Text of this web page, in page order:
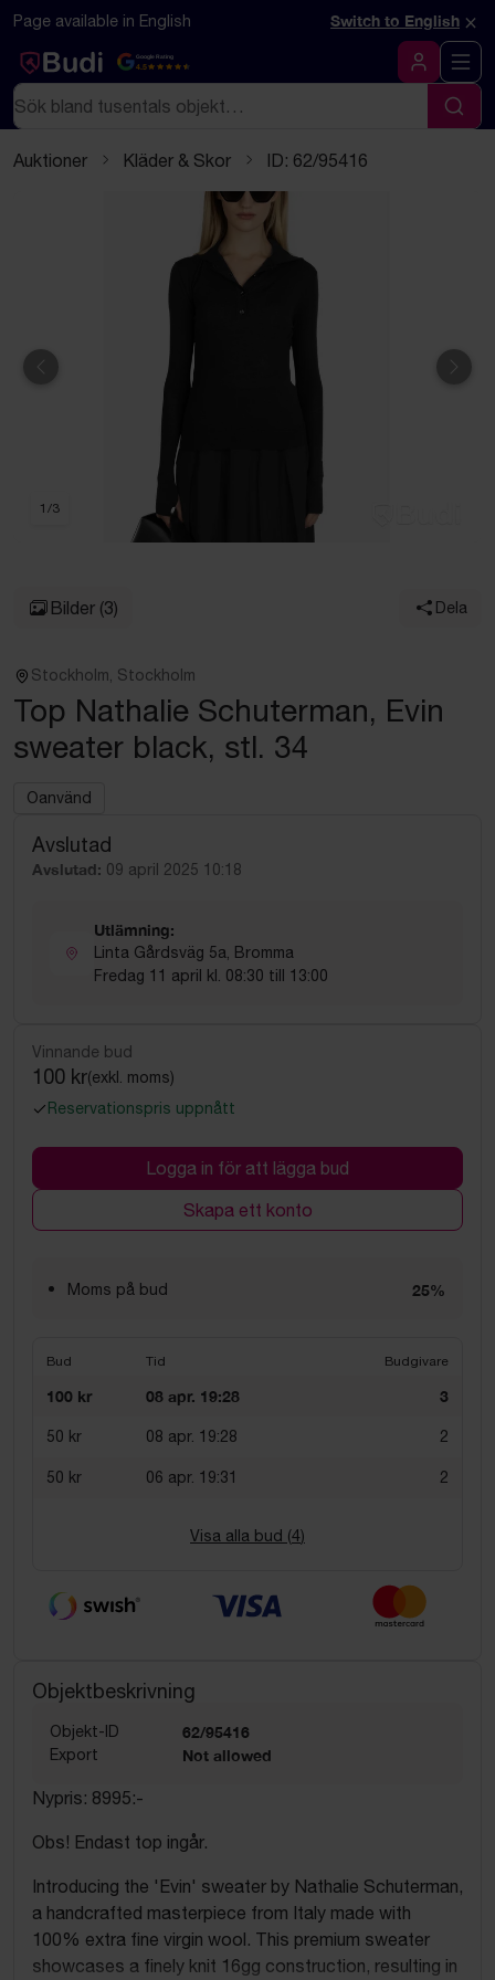
Hoppa till innehåll
Textbaserad (markdown) version av denna sida
Page available in English Switch to English ×
Google Rating
4.5
Logga in
Sök
Sök
Auktioner Kläder & Skor ID: 62/95416
Föregående
1 /3
Bilder (3) Dela
Stockholm, Stockholm
Top Nathalie Schuterman, Evin
sweater black, stl. 34
Oanvänd
Avslutad
Avslutad: 09 april 2025 10:18
Utlämning:
Linta Gårdsväg 5a, Bromma
Fredag 11 april kl. 08:30 till 13:00
Vinnande bud
100 kr(exkl. moms)
Reservationspris uppnått
Logga in för att lägga bud
Skapa ett konto
Moms på bud 25%
Bud Tid Budgivare
100 kr 08 apr. 19:28 3
50 kr 08 apr. 19:28 2
50 kr 06 apr. 19:31 2
Visa alla bud (4)
Objektbeskrivning
Objekt-ID 62/95416
Export Not allowed
Nypris: 8995:-
Obs! Endast top ingår.
Introducing the 'Evin' sweater by Nathalie Schuterman,
a handcrafted masterpiece from Italy made with
100% extra fine virgin wool. This premium sweater
showcases a finely knit 16gg construction, resulting in